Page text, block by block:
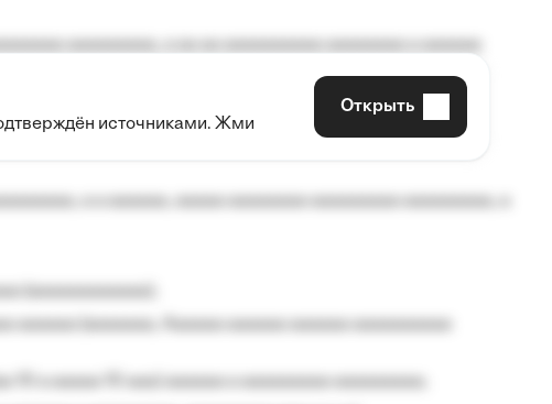
aaaaaaaaaa aaa, a aaaaaaaaaa, aaaaaa aaaaaa a aaaaaa.
источниками. Жми
Открыть